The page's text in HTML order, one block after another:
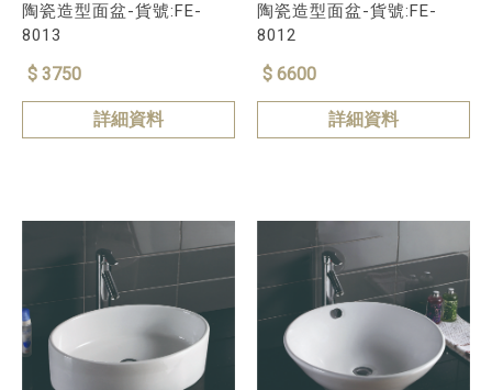
陶瓷造型面盆-貨號:FE-
8013
$ 3750
詳細資料
陶瓷造型面盆-貨號:FE-
8012
$ 6600
詳細資料